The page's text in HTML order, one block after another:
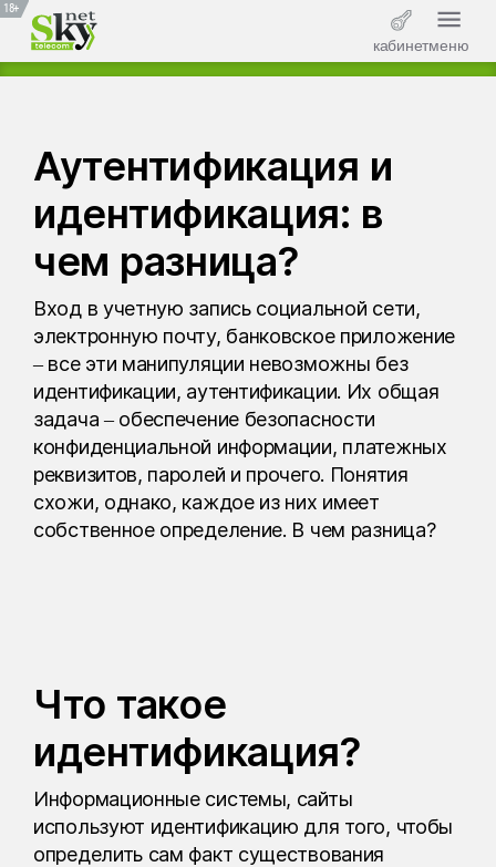
18+
кабинетменю
Аутентификация и
идентификация: в
чем разница?
Вход в учетную запись социальной сети,
электронную почту, банковское приложение
– все эти манипуляции невозможны без
идентификации, аутентификации. Их общая
задача – обеспечение безопасности
конфиденциальной информации, платежных
реквизитов, паролей и прочего. Понятия
схожи, однако, каждое из них имеет
собственное определение. В чем разница?
Что такое
идентификация?
Информационные системы, сайты
используют идентификацию для того, чтобы
определить сам факт существования